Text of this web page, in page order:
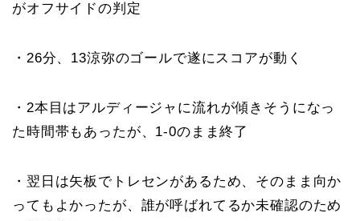
がオフサイドの判定
・26分、13涼弥のゴールで遂にスコアが動く
・2本目はアルディージャに流れが傾きそうになっ
た時間帯もあったが、1-0のまま終了
・翌日は矢板でトレセンがあるため、そのまま向か
ってもよかったが、誰が呼ばれてるか未確認のため